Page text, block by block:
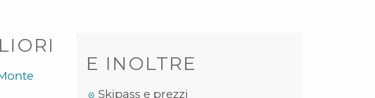
E INOLTRE
Skipass e prezzi